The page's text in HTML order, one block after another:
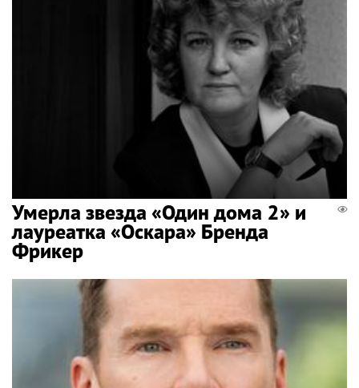
Умерла звезда «Один дома 2» и
лауреатка «Оскара» Бренда
Фрикер